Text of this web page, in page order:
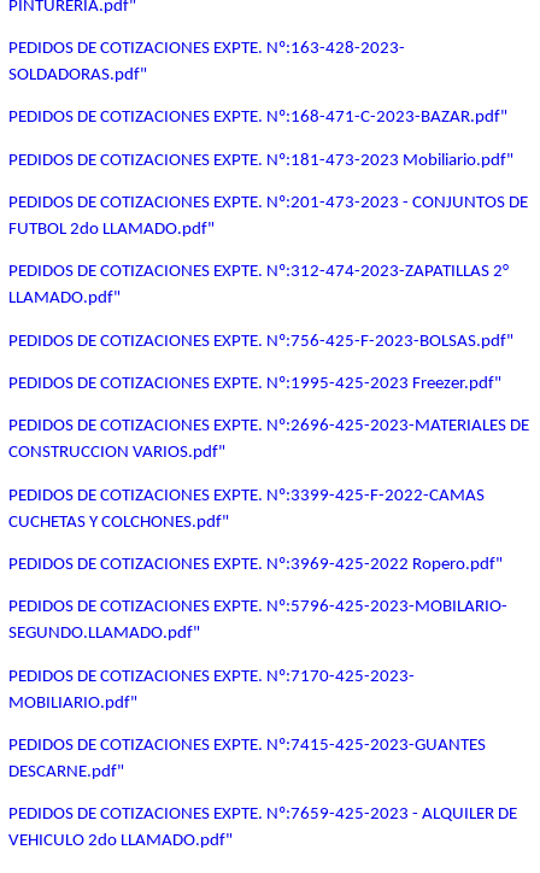
PINTURERIA.pdf"
PEDIDOS DE COTIZACIONES EXPTE. Nº:163-428-2023-
SOLDADORAS.pdf"
PEDIDOS DE COTIZACIONES EXPTE. Nº:168-471-C-2023-BAZAR.pdf"
PEDIDOS DE COTIZACIONES EXPTE. Nº:181-473-2023 Mobiliario.pdf"
PEDIDOS DE COTIZACIONES EXPTE. Nº:201-473-2023 - CONJUNTOS DE
FUTBOL 2do LLAMADO.pdf"
PEDIDOS DE COTIZACIONES EXPTE. Nº:312-474-2023-ZAPATILLAS 2°
LLAMADO.pdf"
PEDIDOS DE COTIZACIONES EXPTE. Nº:756-425-F-2023-BOLSAS.pdf"
PEDIDOS DE COTIZACIONES EXPTE. Nº:1995-425-2023 Freezer.pdf"
PEDIDOS DE COTIZACIONES EXPTE. Nº:2696-425-2023-MATERIALES DE
CONSTRUCCION VARIOS.pdf"
PEDIDOS DE COTIZACIONES EXPTE. Nº:3399-425-F-2022-CAMAS
CUCHETAS Y COLCHONES.pdf"
PEDIDOS DE COTIZACIONES EXPTE. Nº:3969-425-2022 Ropero.pdf"
PEDIDOS DE COTIZACIONES EXPTE. Nº:5796-425-2023-MOBILARIO-
SEGUNDO.LLAMADO.pdf"
PEDIDOS DE COTIZACIONES EXPTE. Nº:7170-425-2023-
MOBILIARIO.pdf"
PEDIDOS DE COTIZACIONES EXPTE. Nº:7415-425-2023-GUANTES
DESCARNE.pdf"
PEDIDOS DE COTIZACIONES EXPTE. Nº:7659-425-2023 - ALQUILER DE
VEHICULO 2do LLAMADO.pdf"